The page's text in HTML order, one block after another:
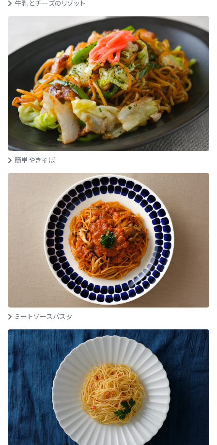
牛乳とチーズのリゾット
簡単やきそば
ミートソースパスタ